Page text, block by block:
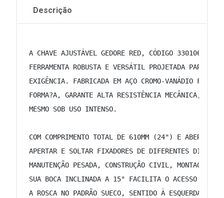
Descrição
A CHAVE AJUSTÁVEL GEDORE RED, CÓDIGO 3301066
FERRAMENTA ROBUSTA E VERSÁTIL PROJETADA PARA
EXIGÊNCIA. FABRICADA EM AÇO CROMO-VANÁDIO
FORMA?A, GARANTE ALTA RESISTÊNCIA MECÂNICA,
MESMO SOB USO INTENSO.
COM COMPRIMENTO TOTAL DE 610MM (24") E
APERTAR E SOLTAR FIXADORES DE DIFERENTES
MANUTENÇÃO PESADA, CONSTRUÇÃO CIVIL,
SUA BOCA INCLINADA A 15° FACILITA O ACESSO A
A ROSCA NO PADRÃO SUECO, SENTIDO À ESQUERDA,